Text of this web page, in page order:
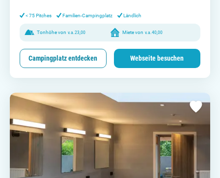
< 75 Pitches Familien-Campingplatz Ländlich
Tonhöhe von v.a.23,00 Miete von v.a.40,00
Campingplatz entdecken Webseite besuchen